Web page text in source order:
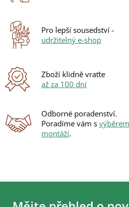
v
Pro lepší sousedství -
udržitelný e-shop
Zboží klidně vraťte
až za 100 dní
Odborné poradenství.
Poradíme vám s výběrem
montáží.
Z